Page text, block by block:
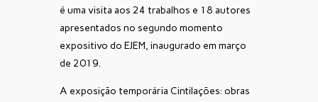
é uma visita aos 24 trabalhos e 18 autores
apresentados no segundo momento
expositivo do EJEM, inaugurado em março
de 2019.
A exposição temporária Cintilações: obras